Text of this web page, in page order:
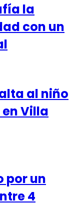
la
con un
al niño
Villa
por un
4